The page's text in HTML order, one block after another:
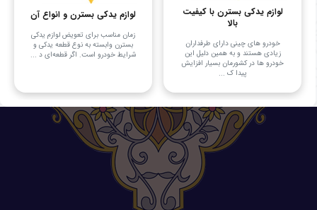
لوازم یدکی بسترن با کیفیت
بالا
خودرو های چینی دارای طرفداران
زیادی هستند و به همین دلیل این
خودرو ها در کشورمان بسیار افزایش
پیدا ک ...
لوازم یدکی بسترن و انواع آن
زمان مناسب برای تعویض لوازم یدکی
بسترن وابسته به نوع قطعه یدکی و
شرایط خودرو است. اگر قطعه‌ای د ...